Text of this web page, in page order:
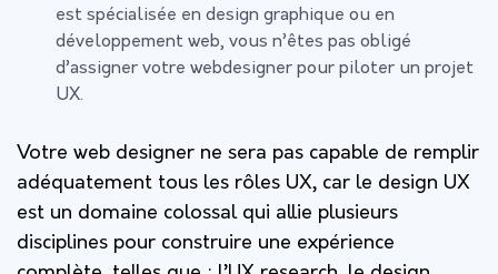
est spécialisée en design graphique ou en
développement web, vous n’êtes pas obligé
d’assigner votre webdesigner pour piloter un projet
UX.
Votre web designer ne sera pas capable de remplir
adéquatement tous les rôles UX, car le design UX
est un domaine colossal qui allie plusieurs
disciplines pour construire une expérience